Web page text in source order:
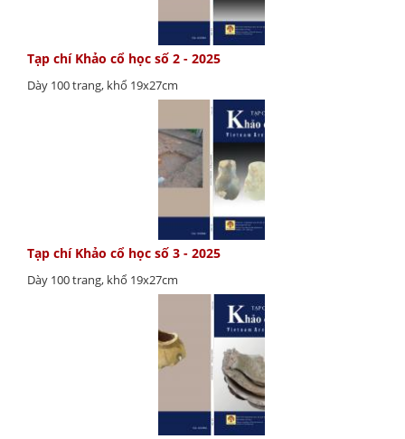
Tạp chí Khảo cổ học số 2 - 2025
Dày 100 trang, khổ 19x27cm
Tạp chí Khảo cổ học số 3 - 2025
Dày 100 trang, khổ 19x27cm